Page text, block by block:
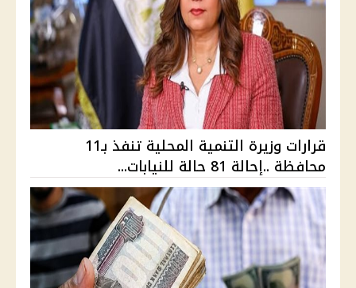
قرارات وزيرة التنمية المحلية تنفذ بـ11
محافظة ..إحالة 81 حالة للنيابات...